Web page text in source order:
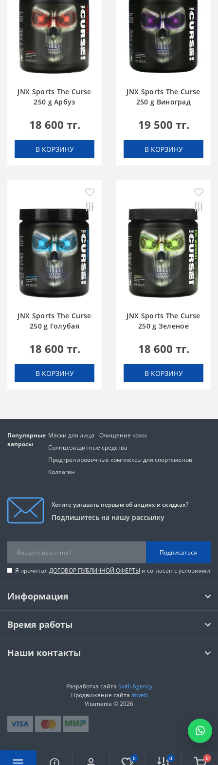
0 0 0
JNX Sports The Curse
250 g Арбуз
18 600 тг.
В КОРЗИНУ
JNX Sports The Curse
250 g Виноград
19 500 тг.
В КОРЗИНУ
JNX Sports The Curse
250 g Голубая
18 600 тг.
В КОРЗИНУ
JNX Sports The Curse
250 g Зеленое
18 600 тг.
В КОРЗИНУ
Популярные
запросы
Маски для лица
Очищение кожи
Солнцезащитные средства
Предтренировочные комплексы для спортсменов
Коллаген
Хотите узнавать первым об акциях и скидках?
Подпишитесь на нашу рассылку
Подписаться
Я прочитал ДОГОВОР ПУБЛИЧНОЙ ОФЕРТЫ и согласен с условиями
Информация
Время работы
Наши контакты
Разработка сайта Svitli Agency
Продвижение сайта Inweb
Vitamania © 2026